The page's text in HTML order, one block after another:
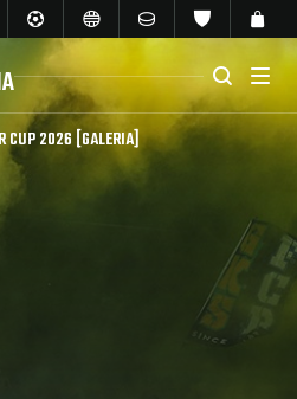
CUP 2026 [GALERIA]